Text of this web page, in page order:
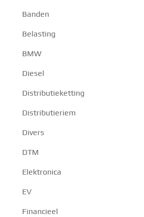
Banden
Belasting
BMW
Diesel
Distributieketting
Distributieriem
Divers
DTM
Elektronica
EV
Financieel